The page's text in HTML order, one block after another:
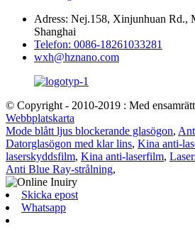
Adress: Nej.158, Xinjunhuan Rd.,
Shanghai
Telefon: 0086-18261033281
wxh@hznano.com
© Copyright - 2010-2019 : Med
Webbplatskarta
Mode blått ljus blockerande glasögon,
Datorglasögon med klar lins, Kina anti-
laserskyddsfilm, Kina anti-laserfilm,
Anti Blue Ray-strålning,
Skicka epost
Whatsapp